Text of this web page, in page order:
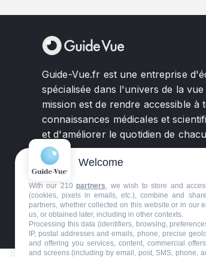
Guide-Vue.fr est une entreprise
spécialisée dans l'univers de la
mission est de rendre accessible à
connaissances médicales et
et d'améliorer le quotidien de
©GuideVue2024 Charte d'utilisation
Welcome
With our 210 partners, we wish to store and
(cookies, pixels in emails, etc.), combine and
partners, whether collected on this website or in our
us, or obtained later, including in other contexts.
Processing this data (identifiers, browsing,
IP, postal addresses and emails, phone, precise
and offering you services, content, commercial
and screens (including by email, post, SMS, phone,